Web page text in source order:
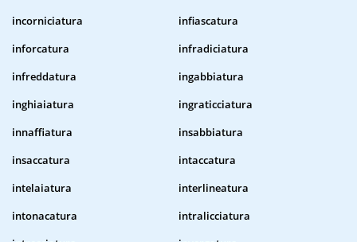
incorniciatura
infiascatura
inforcatura
infradiciatura
infreddatura
ingabbiatura
inghiaiatura
ingraticciatura
innaffiatura
insabbiatura
insaccatura
intaccatura
intelaiatura
interlineatura
intonacatura
intralicciatura